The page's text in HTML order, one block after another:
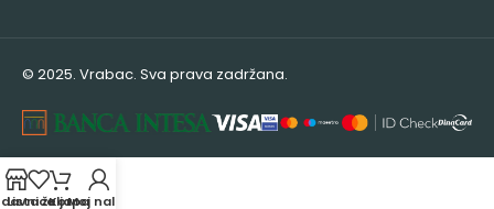
© 2025. Vrabac. Sva prava zadržana.
Lista željaKorpaMoj nalog